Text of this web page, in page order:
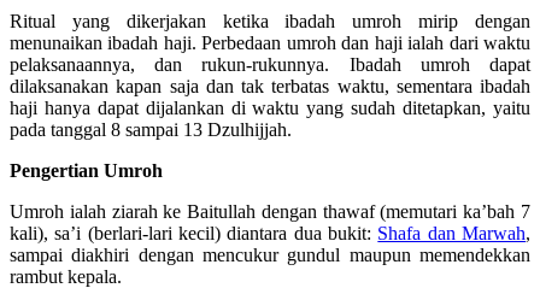
Ritual yang dikerjakan ketika ibadah umroh mirip dengan
menunaikan ibadah haji. Perbedaan umroh dan haji ialah dari waktu
pelaksanaannya, dan rukun-rukunnya. Ibadah umroh dapat
dilaksanakan kapan saja dan tak terbatas waktu, sementara ibadah
haji hanya dapat dijalankan di waktu yang sudah ditetapkan, yaitu
pada tanggal 8 sampai 13 Dzulhijjah.
Pengertian Umroh
Umroh ialah ziarah ke Baitullah dengan thawaf (memutari ka’bah 7
kali), sa’i (berlari-lari kecil) diantara dua bukit: Shafa dan Marwah,
sampai diakhiri dengan mencukur gundul maupun memendekkan
rambut kepala.